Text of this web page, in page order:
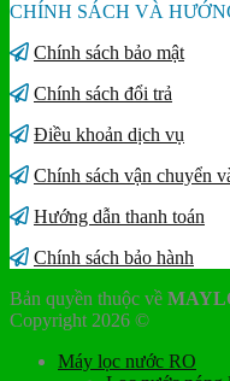
CHÍNH SÁCH VÀ
Chính sách bảo mật
Chính sách đổi trả
Điều khoản dịch vụ
Chính sách vận chuyển
Hướng dẫn thanh toán
Chính sách bảo hành
Bản quyền thuộc về
Copyright 2026 ©
Máy lọc nước RO